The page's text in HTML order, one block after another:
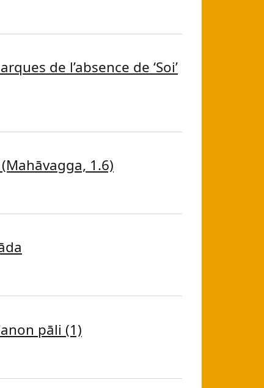
de l’absence de ‘Soi’
1.6)
pāli (1)